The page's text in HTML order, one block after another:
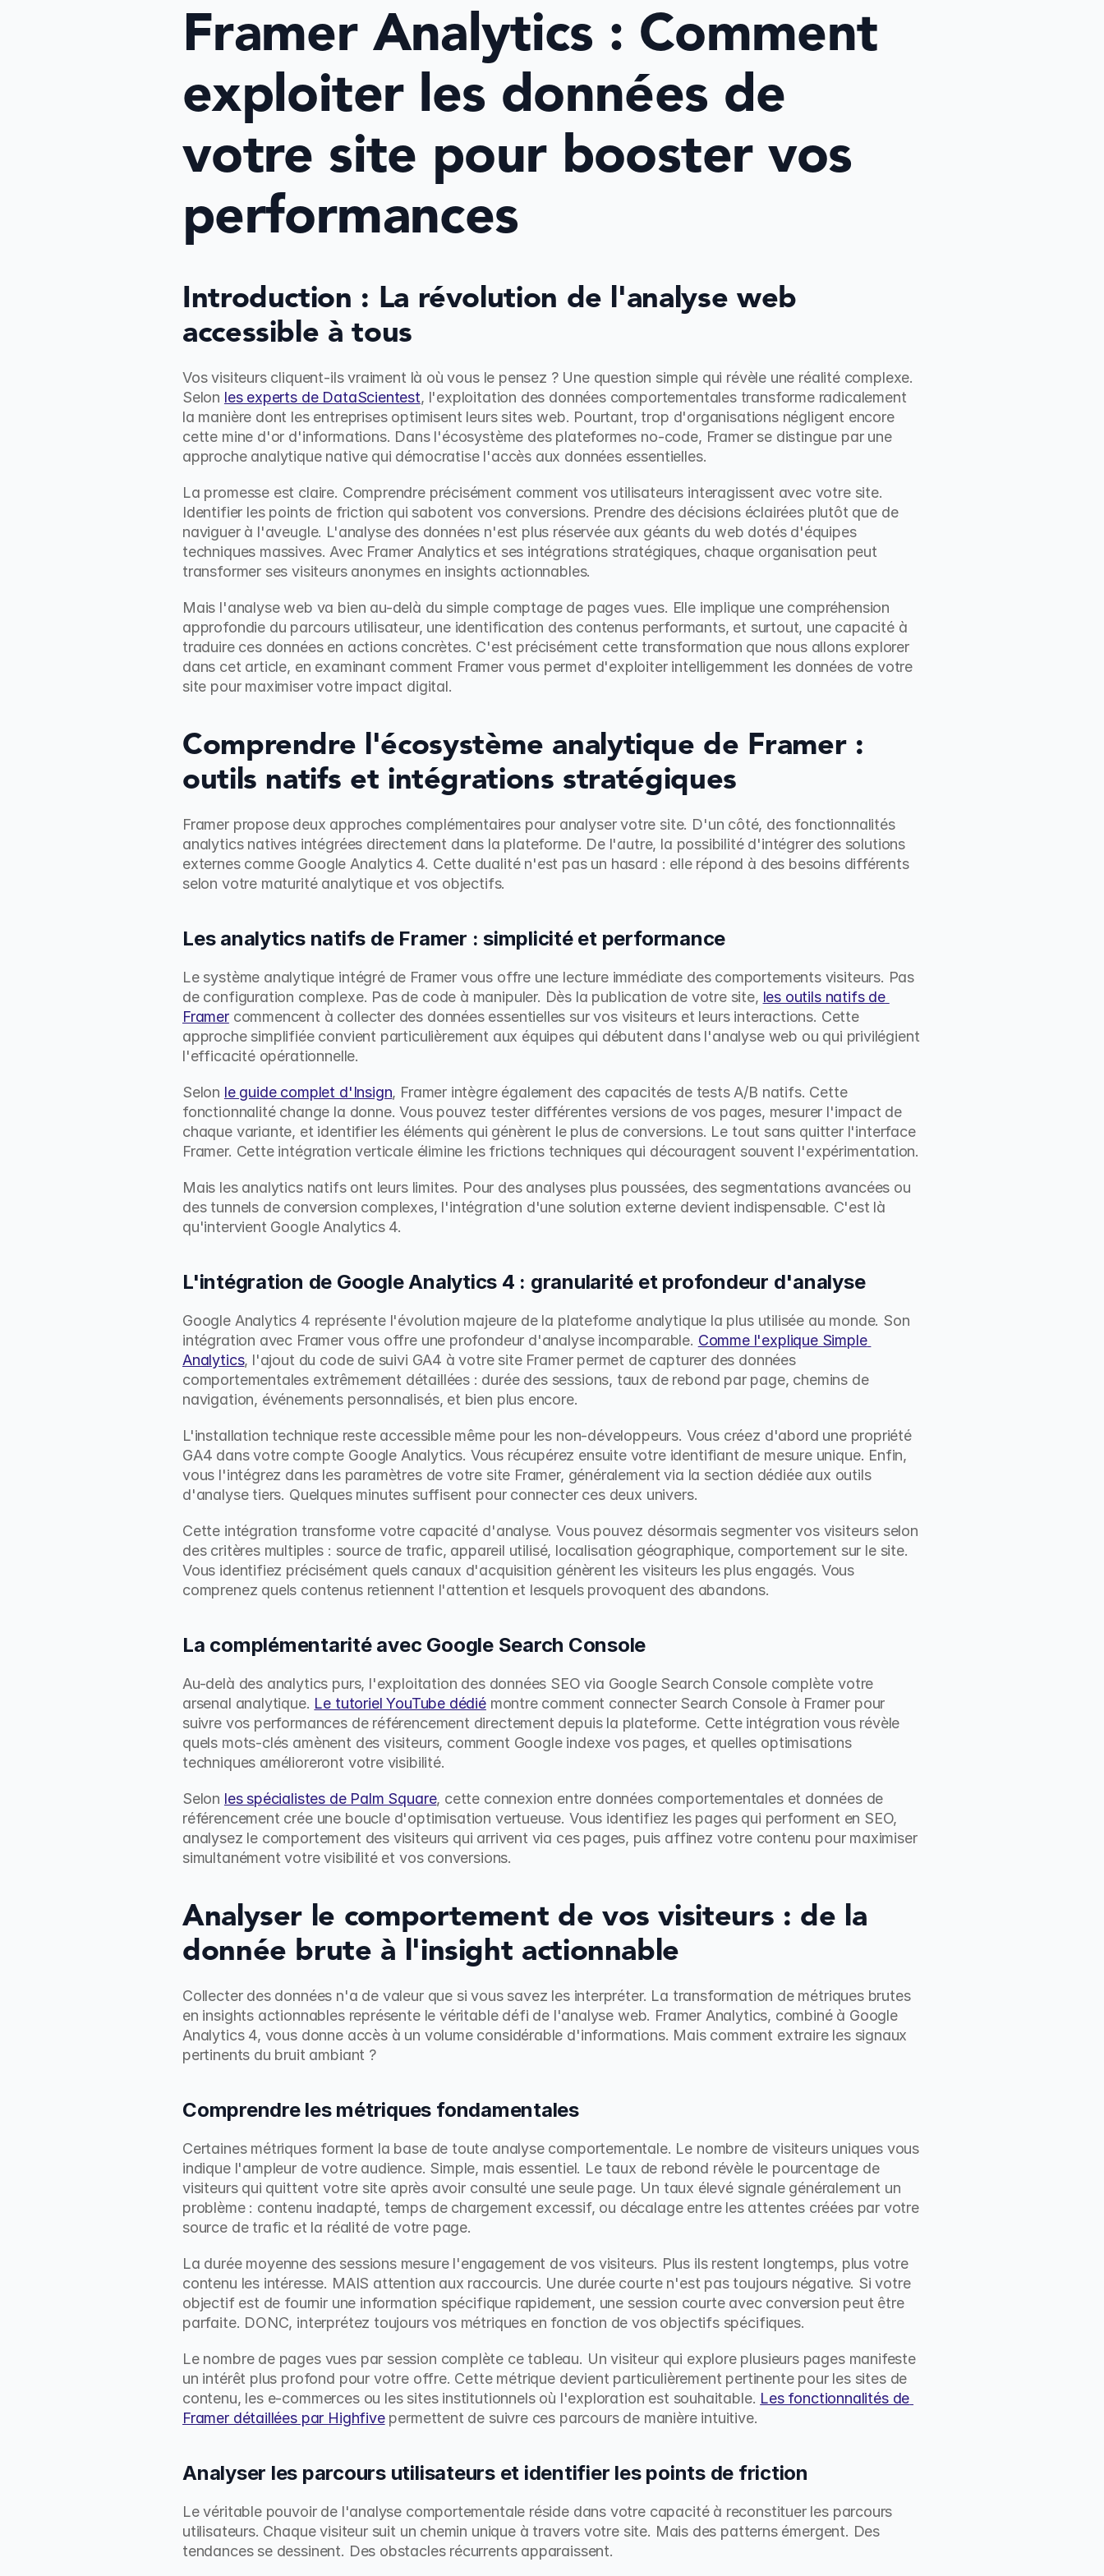
Framer Analytics : Comment
exploiter les données de
votre site pour booster vos
performances
Introduction : La révolution de l'analyse web
accessible à tous
Vos visiteurs cliquent-ils vraiment là où vous le pensez ? Une question simple qui révèle une réalité complexe.
Selon les experts de DataScientest, l'exploitation des données comportementales transforme radicalement
la manière dont les entreprises optimisent leurs sites web. Pourtant, trop d'organisations négligent encore
cette mine d'or d'informations. Dans l'écosystème des plateformes no-code, Framer se distingue par une
approche analytique native qui démocratise l'accès aux données essentielles.
La promesse est claire. Comprendre précisément comment vos utilisateurs interagissent avec votre site.
Identifier les points de friction qui sabotent vos conversions. Prendre des décisions éclairées plutôt que de
naviguer à l'aveugle. L'analyse des données n'est plus réservée aux géants du web dotés d'équipes
techniques massives. Avec Framer Analytics et ses intégrations stratégiques, chaque organisation peut
transformer ses visiteurs anonymes en insights actionnables.
Mais l'analyse web va bien au-delà du simple comptage de pages vues. Elle implique une compréhension
approfondie du parcours utilisateur, une identification des contenus performants, et surtout, une capacité à
traduire ces données en actions concrètes. C'est précisément cette transformation que nous allons explorer
dans cet article, en examinant comment Framer vous permet d'exploiter intelligemment les données de votre
site pour maximiser votre impact digital.
Comprendre l'écosystème analytique de Framer :
outils natifs et intégrations stratégiques
Framer propose deux approches complémentaires pour analyser votre site. D'un côté, des fonctionnalités
analytics natives intégrées directement dans la plateforme. De l'autre, la possibilité d'intégrer des solutions
externes comme Google Analytics 4. Cette dualité n'est pas un hasard : elle répond à des besoins différents
selon votre maturité analytique et vos objectifs.
Les analytics natifs de Framer : simplicité et performance
Le système analytique intégré de Framer vous offre une lecture immédiate des comportements visiteurs. Pas
de configuration complexe. Pas de code à manipuler. Dès la publication de votre site, les outils natifs de
Framer commencent à collecter des données essentielles sur vos visiteurs et leurs interactions. Cette
approche simplifiée convient particulièrement aux équipes qui débutent dans l'analyse web ou qui privilégient
l'efficacité opérationnelle.
Selon le guide complet d'Insign, Framer intègre également des capacités de tests A/B natifs. Cette
fonctionnalité change la donne. Vous pouvez tester différentes versions de vos pages, mesurer l'impact de
chaque variante, et identifier les éléments qui génèrent le plus de conversions. Le tout sans quitter l'interface
Framer. Cette intégration verticale élimine les frictions techniques qui découragent souvent l'expérimentation.
Mais les analytics natifs ont leurs limites. Pour des analyses plus poussées, des segmentations avancées ou
des tunnels de conversion complexes, l'intégration d'une solution externe devient indispensable. C'est là
qu'intervient Google Analytics 4.
L'intégration de Google Analytics 4 : granularité et profondeur d'analyse
Google Analytics 4 représente l'évolution majeure de la plateforme analytique la plus utilisée au monde. Son
intégration avec Framer vous offre une profondeur d'analyse incomparable. Comme l'explique Simple
Analytics, l'ajout du code de suivi GA4 à votre site Framer permet de capturer des données
comportementales extrêmement détaillées : durée des sessions, taux de rebond par page, chemins de
navigation, événements personnalisés, et bien plus encore.
L'installation technique reste accessible même pour les non-développeurs. Vous créez d'abord une propriété
GA4 dans votre compte Google Analytics. Vous récupérez ensuite votre identifiant de mesure unique. Enfin,
vous l'intégrez dans les paramètres de votre site Framer, généralement via la section dédiée aux outils
d'analyse tiers. Quelques minutes suffisent pour connecter ces deux univers.
Cette intégration transforme votre capacité d'analyse. Vous pouvez désormais segmenter vos visiteurs selon
des critères multiples : source de trafic, appareil utilisé, localisation géographique, comportement sur le site.
Vous identifiez précisément quels canaux d'acquisition génèrent les visiteurs les plus engagés. Vous
comprenez quels contenus retiennent l'attention et lesquels provoquent des abandons.
La complémentarité avec Google Search Console
Au-delà des analytics purs, l'exploitation des données SEO via Google Search Console complète votre
arsenal analytique. Le tutoriel YouTube dédié montre comment connecter Search Console à Framer pour
suivre vos performances de référencement directement depuis la plateforme. Cette intégration vous révèle
quels mots-clés amènent des visiteurs, comment Google indexe vos pages, et quelles optimisations
techniques amélioreront votre visibilité.
Selon les spécialistes de Palm Square, cette connexion entre données comportementales et données de
référencement crée une boucle d'optimisation vertueuse. Vous identifiez les pages qui performent en SEO,
analysez le comportement des visiteurs qui arrivent via ces pages, puis affinez votre contenu pour maximiser
simultanément votre visibilité et vos conversions.
Analyser le comportement de vos visiteurs : de la
donnée brute à l'insight actionnable
Collecter des données n'a de valeur que si vous savez les interpréter. La transformation de métriques brutes
en insights actionnables représente le véritable défi de l'analyse web. Framer Analytics, combiné à Google
Analytics 4, vous donne accès à un volume considérable d'informations. Mais comment extraire les signaux
pertinents du bruit ambiant ?
Comprendre les métriques fondamentales
Certaines métriques forment la base de toute analyse comportementale. Le nombre de visiteurs uniques vous
indique l'ampleur de votre audience. Simple, mais essentiel. Le taux de rebond révèle le pourcentage de
visiteurs qui quittent votre site après avoir consulté une seule page. Un taux élevé signale généralement un
problème : contenu inadapté, temps de chargement excessif, ou décalage entre les attentes créées par votre
source de trafic et la réalité de votre page.
La durée moyenne des sessions mesure l'engagement de vos visiteurs. Plus ils restent longtemps, plus votre
contenu les intéresse. MAIS attention aux raccourcis. Une durée courte n'est pas toujours négative. Si votre
objectif est de fournir une information spécifique rapidement, une session courte avec conversion peut être
parfaite. DONC, interprétez toujours vos métriques en fonction de vos objectifs spécifiques.
Le nombre de pages vues par session complète ce tableau. Un visiteur qui explore plusieurs pages manifeste
un intérêt plus profond pour votre offre. Cette métrique devient particulièrement pertinente pour les sites de
contenu, les e-commerces ou les sites institutionnels où l'exploration est souhaitable. Les fonctionnalités de
Framer détaillées par Highfive permettent de suivre ces parcours de manière intuitive.
Analyser les parcours utilisateurs et identifier les points de friction
Le véritable pouvoir de l'analyse comportementale réside dans votre capacité à reconstituer les parcours
utilisateurs. Chaque visiteur suit un chemin unique à travers votre site. Mais des patterns émergent. Des
tendances se dessinent. Des obstacles récurrents apparaissent.